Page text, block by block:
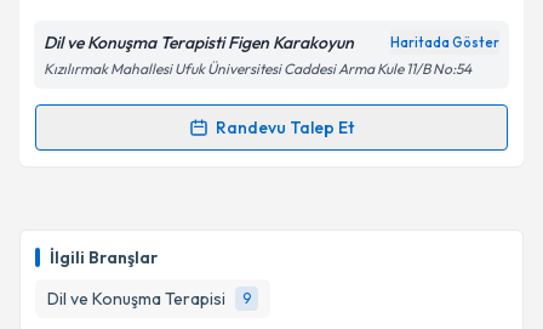
İlgili Branşlar
Dil ve Konuşma Terapisi
9
Kişisel verilerimin işlenmesine ilişkinAydınlatma
Metni'ni okudum ve kişisel verilerimin belirtilen
kapsamda işlenmesini kabul ediyorum.
Dil ve Konuşma Terapisti Figen Karakoyun Haritada Göster
Kızılırmak Mahallesi Ufuk Üniversitesi Caddesi Arma Kule 11/B No:54
Randevu Talep Et
Randevu Takvimi Talebi
randevu almanız için bir takvim hazırlandığında e-
posta ile bilgilendireceğiz.